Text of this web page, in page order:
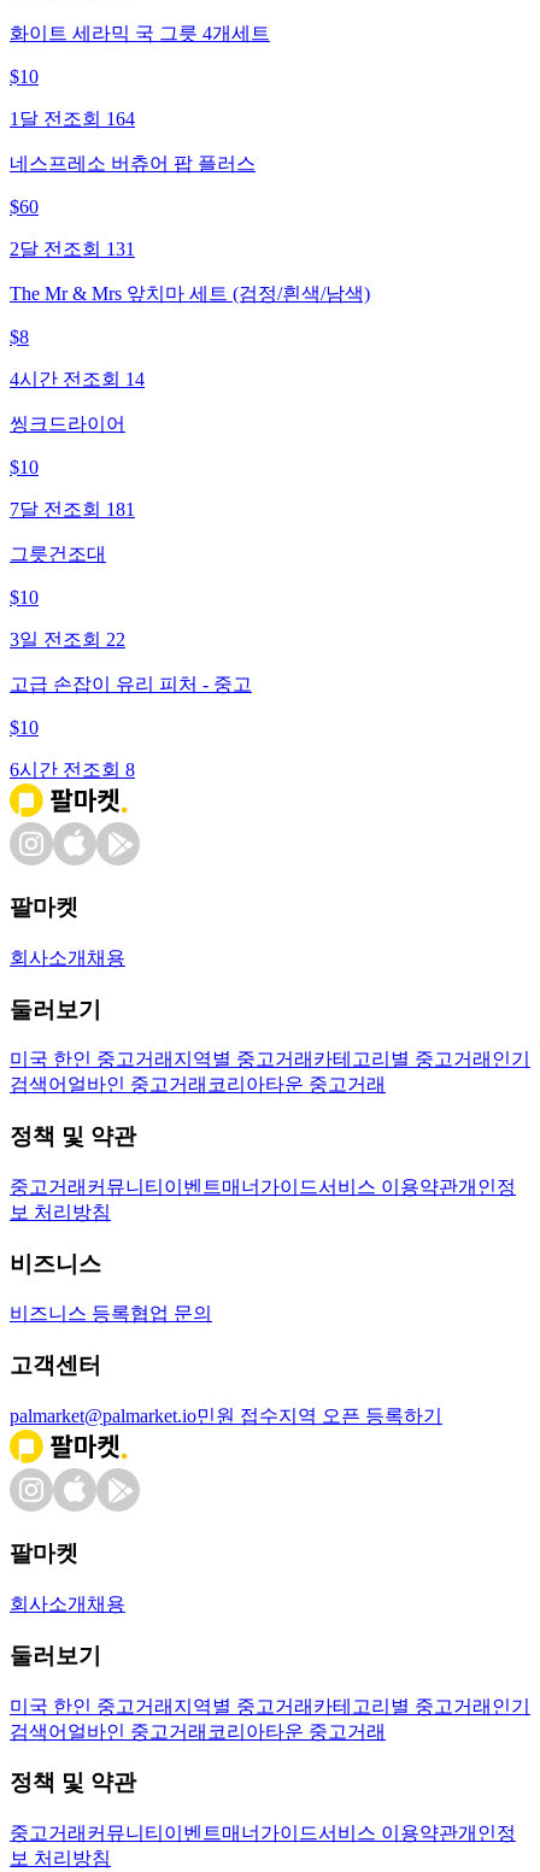
화이트 세라믹 국 그릇 4개세트
$10
1달 전 조회 164
네스프레소 버츄어 팝 플러스
$60
2달 전 조회 131
The Mr & Mrs 앞치마 세트 (검정/흰색/남색)
$8
4시간 전 조회 14
씽크드라이어
$10
7달 전 조회 181
그릇건조대
$10
3일 전 조회 22
고급 손잡이 유리 피처 - 중고
$10
6시간 전 조회 8
팔마켓
회사소개 채용
둘러보기
미국 한인 중고거래 지역별 중고거래 카테고리별 중고거래 인기
검색어 얼바인 중고거래 코리아타운 중고거래
정책 및 약관
중고거래 커뮤니티 이벤트매너가이드서비스 이용약관개인정
보 처리방침
비즈니스
비즈니스 등록협업 문의
고객센터
palmarket@palmarket.io민원 접수지역 오픈 등록하기
팔마켓
회사소개 채용
둘러보기
미국 한인 중고거래 지역별 중고거래 카테고리별 중고거래 인기
검색어 얼바인 중고거래 코리아타운 중고거래
정책 및 약관
중고거래 커뮤니티 이벤트매너가이드서비스 이용약관개인정
보 처리방침